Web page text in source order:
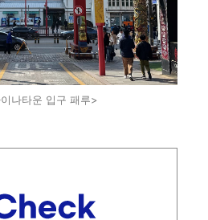
나타운 입구 패루>